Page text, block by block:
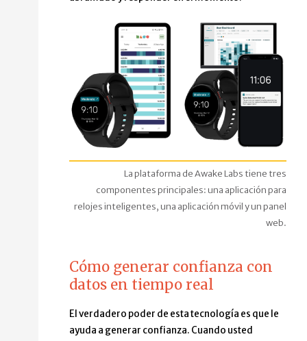
La plataforma de Awake Labs tiene tres
componentes principales: una aplicación para
relojes inteligentes, una aplicación móvil y un panel
web.
Cómo generar confianza con
datos en tiempo real
El verdadero poder de esta tecnología es que le
ayuda a generar confianza. Cuando usted